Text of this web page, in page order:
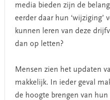
media bieden zijn de
eerder daar hun ‘wijziging’
kunnen leren van deze
dan op letten?
Mensen zien het updaten
makkelijk. In ieder geval
de hoogte brengen van